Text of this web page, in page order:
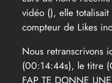
vidéo (), elle
compteur de Likes
Nous retranscrivons
(00:14:44s), le titre
FAP TE DONNE